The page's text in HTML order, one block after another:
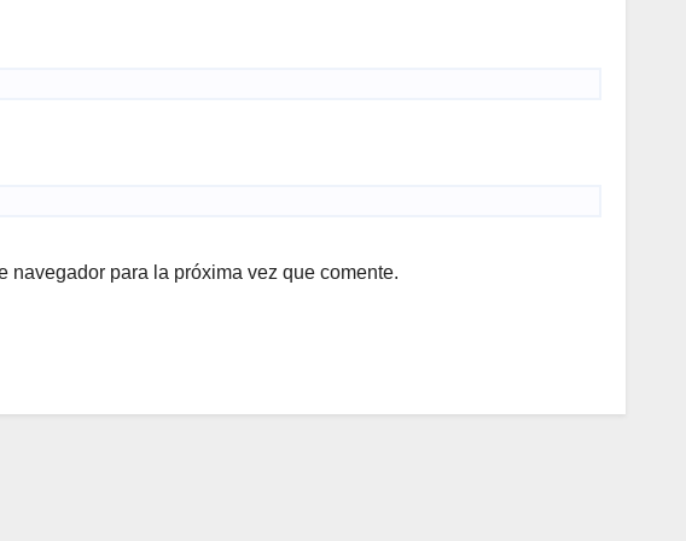
navegador para la próxima vez que comente.